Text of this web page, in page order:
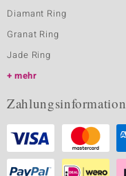
Diamant Ring
Granat Ring
Jade Ring
mehr
Zahlungsinformation